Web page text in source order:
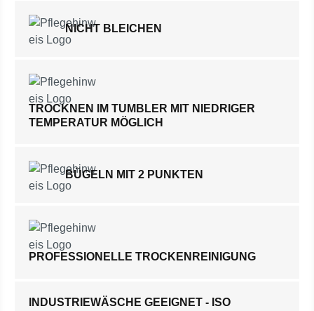
NICHT BLEICHEN
TROCKNEN IM TUMBLER MIT NIEDRIGER
TEMPERATUR MÖGLICH
BÜGELN MIT 2 PUNKTEN
PROFESSIONELLE TROCKENREINIGUNG
INDUSTRIEWÄSCHE GEEIGNET - ISO